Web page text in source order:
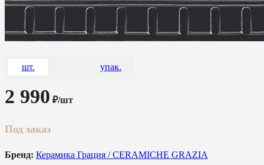
шт. упак.
2 990 ₽/шт
Под заказ
Бренд: Керамика Грация / CERAMICHE GRAZIA